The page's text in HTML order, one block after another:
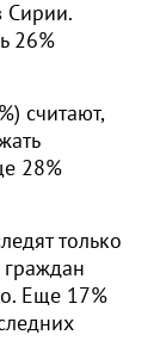
Сирии.
26%
считают,
28%
только
Еще 17%